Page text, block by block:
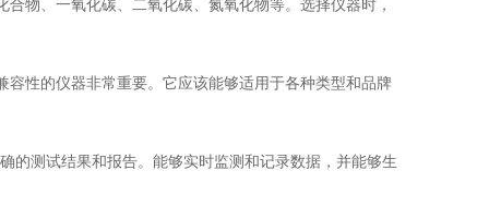
、一氧化碳、二氧化碳、氮氧化物等。选择仪器时，
的仪器非常重要。它应该能够适用于各种类型和品牌
测试结果和报告。能够实时监测和记录数据，并能够生